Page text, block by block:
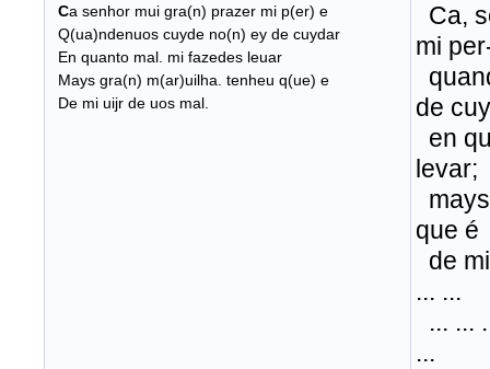
Ca senhor mui gra(n) prazer mi p(er) e
Q(ua)ndenuos cuyde no(n) ey de cuydar
En quanto mal. mi fazedes leuar
Mays gra(n) m(ar)uilha. tenheu q(ue) e
De mi uijr de uos mal.
Ca,
mi
de
en
levar;
que é
de
... ...
... ...
...